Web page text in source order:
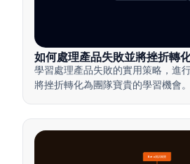
如何處理產品失敗並將挫折轉
學習處理產品失敗的實用策略，進
將挫折轉化為團隊寶貴的學習機會。
Beta測試概覽